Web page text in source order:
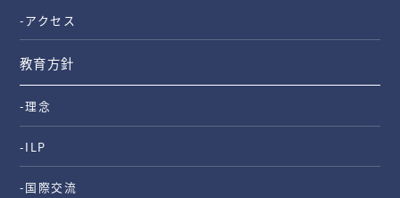
-アクセス
教育方針
-理念
-ILP
-国際交流